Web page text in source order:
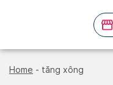
Home - tăng xông